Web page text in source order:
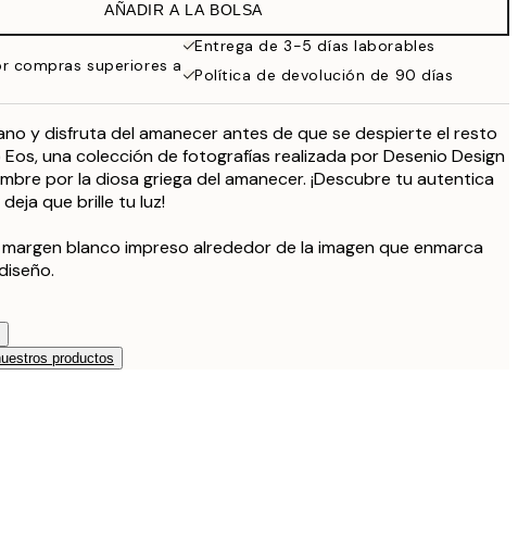
AÑADIR A LA BOLSA
Entrega de 3-5 días laborables
compras superiores a
Política de devolución de 90 días
y disfruta del amanecer antes de que se despierte el resto
una colección de fotografías realizada por Desenio Design
por la diosa griega del amanecer. ¡Descubre tu autentica
que brille tu luz!
blanco impreso alrededor de la imagen que enmarca
productos